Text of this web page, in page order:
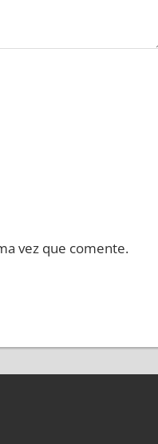
vez que comente.